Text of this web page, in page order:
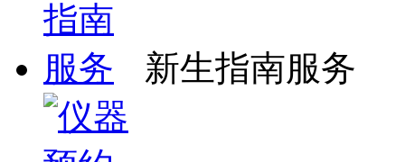
新生指南服务